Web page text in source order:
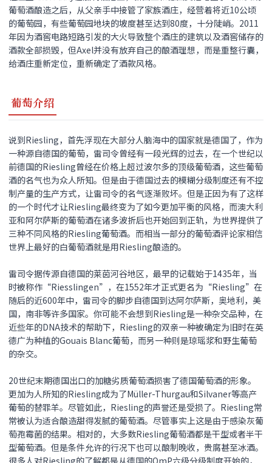
葡萄酒酿造之后，从父亲手中接管了家族酒庄，经营着将近10公顷
的葡萄园，有些葡萄园地块的坡度甚至达到80度，十分陡峭。2011
年因为酒窖电路短路引发的大火导致整个酒庄的建筑以及酒窖储存的
酒款全部损毁，但Axel并没有放弃自己的酿酒理想，而是重整行囊，
给酒庄重新定位，重新确定了酒款风格。
葡萄介绍
说到Riesling，首先浮现在大部分人脑海中的国家就是德国了，作为
一种源自德国的葡萄，雷司令曾经有一段光辉的过去，在一个世纪以
前德国的Riesling曾经在价格上超过波尔多的顶级葡萄酒，这些葡萄
酒的名气也为众人所知。但是由于德国过去的模糊分级制度还有不控
制产量的生产方式，让雷司令的名气逐渐败坏。但是正因为有了这样
的一个时代才让Riesling最终变为了如今更加平衡的风格，而澳大利
亚和阿尔萨斯的葡萄酒在诸多波折后也开始回到正轨，为世界提供了
三种不同风格的Riesling葡萄酒。而相当一部分的葡萄酒评论家相信
世界上最好的白葡萄酒就是用Riesling酿造的。
雷司令据传源自德国的莱茵河谷地区，最早的记载始于1435年，当
时被称作“Riesslingen”，在1552年才正式更名为“Riesling”在
随后的近600年中，雷司令的脚步自德国到达阿尔萨斯，奥地利，美
国，南非等许多国家。你可能不会想到Riesling是一种杂交品种，在
近些年的DNA技术的帮助下，Riesling的双亲一种被确定为旧时在英
德广为种植的Gouais Blanc葡萄，而另一种则是琼瑶浆和野生葡萄
的杂交。
20世纪末期德国出口的加糖劣质葡萄酒损害了德国葡萄酒的形象。
更加为人所知的Riesling成为了Müller-Thurgau和Silvaner等高产
葡萄的替罪羊。尽管如此，Riesling的声誉还是受损了。Riesling常
常被认为适合酿造甜得发腻的葡萄酒。尽管事实上这是由于感染灰葡
萄孢霉菌的结果。相对的，大多数Riesling葡萄酒都是干型或者半干
型葡萄酒。但是条件允许的行况下也可以酿制晚收，贵腐甚至冰酒。
很多人对Riesling的了解都是从德国的QmP六级分级制度开始的，